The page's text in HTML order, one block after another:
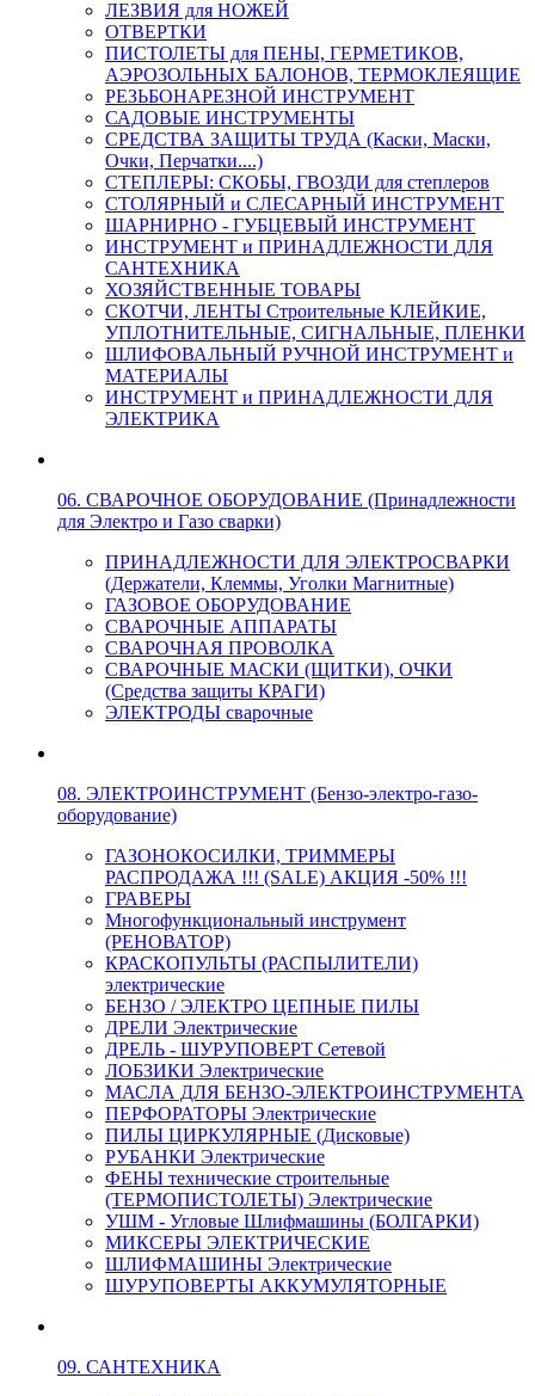
ЛЕЗВИЯ для НОЖЕЙ
ОТВЕРТКИ
ПИСТОЛЕТЫ для ПЕНЫ, ГЕРМЕТИКОВ,
АЭРОЗОЛЬНЫХ БАЛОНОВ, ТЕРМОКЛЕЯЩИЕ
РЕЗЬБОНАРЕЗНОЙ ИНСТРУМЕНТ
САДОВЫЕ ИНСТРУМЕНТЫ
СРЕДСТВА ЗАЩИТЫ ТРУДА (Каски, Маски,
Очки, Перчатки....)
СТЕПЛЕРЫ: СКОБЫ, ГВОЗДИ для степлеров
СТОЛЯРНЫЙ и СЛЕСАРНЫЙ ИНСТРУМЕНТ
ШАРНИРНО - ГУБЦЕВЫЙ ИНСТРУМЕНТ
ИНСТРУМЕНТ и ПРИНАДЛЕЖНОСТИ ДЛЯ
САНТЕХНИКА
ХОЗЯЙСТВЕННЫЕ ТОВАРЫ
СКОТЧИ, ЛЕНТЫ Строительные КЛЕЙКИЕ,
УПЛОТНИТЕЛЬНЫЕ, СИГНАЛЬНЫЕ, ПЛЕНКИ
ШЛИФОВАЛЬНЫЙ РУЧНОЙ ИНСТРУМЕНТ и
МАТЕРИАЛЫ
ИНСТРУМЕНТ и ПРИНАДЛЕЖНОСТИ ДЛЯ
ЭЛЕКТРИКА
06. СВАРОЧНОЕ ОБОРУДОВАНИЕ (Принадлежности
для Электро и Газо сварки)
ПРИНАДЛЕЖНОСТИ ДЛЯ ЭЛЕКТРОСВАРКИ
(Держатели, Клеммы, Уголки Магнитные)
ГАЗОВОЕ ОБОРУДОВАНИЕ
СВАРОЧНЫЕ АППАРАТЫ
СВАРОЧНАЯ ПРОВОЛКА
СВАРОЧНЫЕ МАСКИ (ЩИТКИ), ОЧКИ
(Средства защиты КРАГИ)
ЭЛЕКТРОДЫ сварочные
08. ЭЛЕКТРОИНСТРУМЕНТ (Бензо-электро-газо-
оборудование)
ГАЗОНОКОСИЛКИ, ТРИММЕРЫ
РАСПРОДАЖА !!! (SALE) АКЦИЯ -50% !!!
ГРАВЕРЫ
Многофункциональный инструмент
(РЕНОВАТОР)
КРАСКОПУЛЬТЫ (РАСПЫЛИТЕЛИ)
электрические
БЕНЗО / ЭЛЕКТРО ЦЕПНЫЕ ПИЛЫ
ДРЕЛИ Электрические
ДРЕЛЬ - ШУРУПОВЕРТ Сетевой
ЛОБЗИКИ Электрические
МАСЛА ДЛЯ БЕНЗО-ЭЛЕКТРОИНСТРУМЕНТА
ПЕРФОРАТОРЫ Электрические
ПИЛЫ ЦИРКУЛЯРНЫЕ (Дисковые)
РУБАНКИ Электрические
ФЕНЫ технические строительные
(ТЕРМОПИСТОЛЕТЫ) Электрические
УШМ - Угловые Шлифмашины (БОЛГАРКИ)
МИКСЕРЫ ЭЛЕКТРИЧЕСКИЕ
ШЛИФМАШИНЫ Электрические
ШУРУПОВЕРТЫ АККУМУЛЯТОРНЫЕ
09. САНТЕХНИКА